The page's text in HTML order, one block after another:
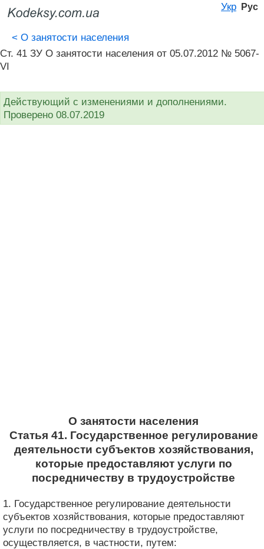
Укр Рус
< О занятости населения
Ст. 41 ЗУ О занятости населения от 05.07.2012 № 5067-
VI
Действующий с изменениями и дополнениями.
Проверено 08.07.2019
О занятости населения
Статья 41. Государственное регулирование
деятельности субъектов хозяйствования,
которые предоставляют услуги по
посредничеству в трудоустройстве
1. Государственное регулирование деятельности
субъектов хозяйствования, которые предоставляют
услуги по посредничеству в трудоустройстве,
осуществляется, в частности, путем: